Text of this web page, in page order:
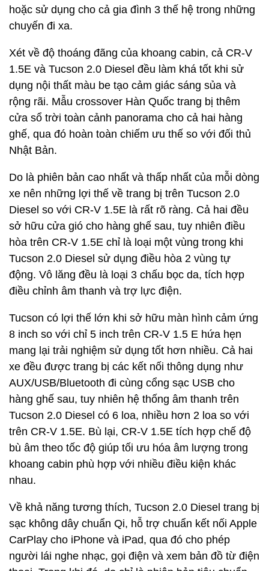
hoặc sử dụng cho cả gia đình 3 thế hệ trong những
chuyến đi xa.
Xét về độ thoáng đãng của khoang cabin, cả CR-V
1.5E và Tucson 2.0 Diesel đều làm khá tốt khi sử
dụng nội thất màu be tạo cảm giác sáng sủa và
rộng rãi. Mẫu crossover Hàn Quốc trang bị thêm
cửa sổ trời toàn cảnh panorama cho cả hai hàng
ghế, qua đó hoàn toàn chiếm ưu thế so với đối thủ
Nhật Bản.
Do là phiên bản cao nhất và thấp nhất của mỗi dòng
xe nên những lợi thế về trang bị trên Tucson 2.0
Diesel so với CR-V 1.5E là rất rõ ràng. Cả hai đều
sở hữu cửa gió cho hàng ghế sau, tuy nhiên điều
hòa trên CR-V 1.5E chỉ là loại một vùng trong khi
Tucson 2.0 Diesel sử dụng điều hòa 2 vùng tự
động. Vô lăng đều là loại 3 chấu bọc da, tích hợp
điều chỉnh âm thanh và trợ lực điện.
Tucson có lợi thế lớn khi sở hữu màn hình cảm ứng
8 inch so với chỉ 5 inch trên CR-V 1.5 E hứa hẹn
mang lại trải nghiệm sử dụng tốt hơn nhiều. Cả hai
xe đều được trang bị các kết nối thông dụng như
AUX/USB/Bluetooth đi cùng cổng sạc USB cho
hàng ghế sau, tuy nhiên hệ thống âm thanh trên
Tucson 2.0 Diesel có 6 loa, nhiều hơn 2 loa so với
trên CR-V 1.5E. Bù lại, CR-V 1.5E tích hợp chế độ
bù âm theo tốc độ giúp tối ưu hóa âm lượng trong
khoang cabin phù hợp với nhiều điều kiện khác
nhau.
Về khả năng tương thích, Tucson 2.0 Diesel trang bị
sạc không dây chuẩn Qi, hỗ trợ chuẩn kết nối Apple
CarPlay cho iPhone và iPad, qua đó cho phép
người lái nghe nhạc, gọi điện và xem bản đồ từ điện